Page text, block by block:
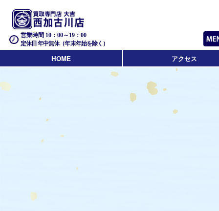
営業時間 10：00～19：00
定休日 年中無休（年末年始を除く）
HOME アクセス